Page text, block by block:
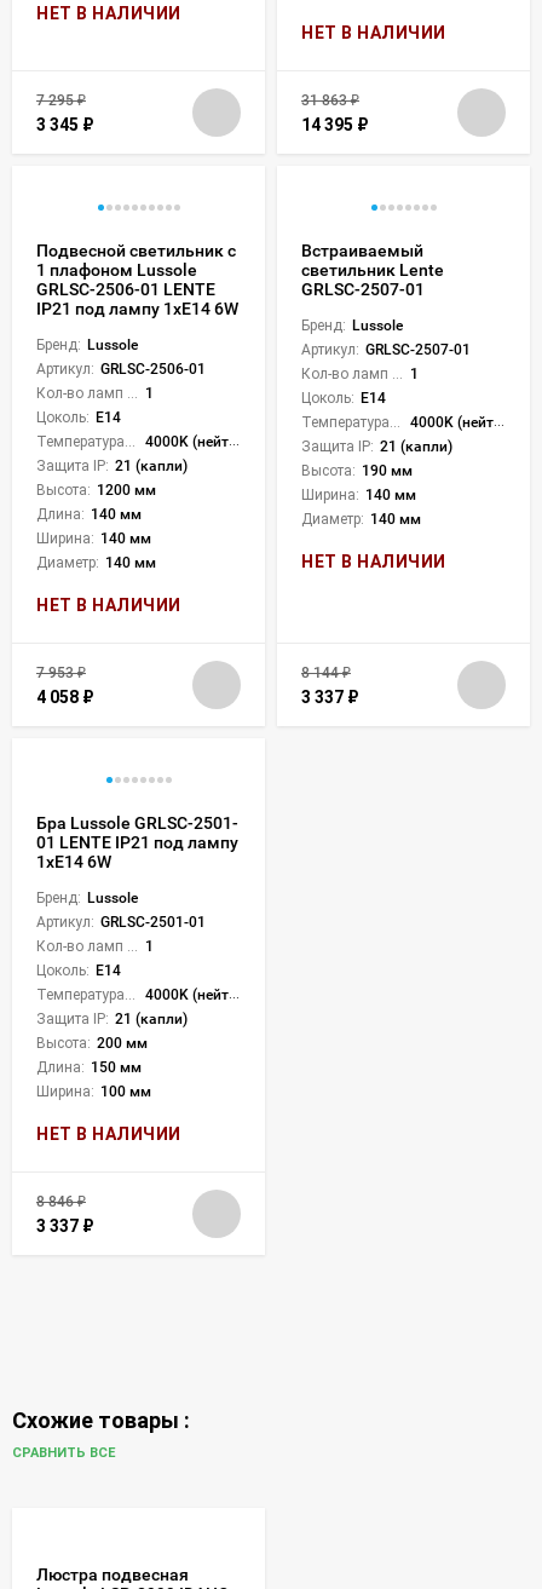
НЕТ В НАЛИЧИИ
7 295₽
3 345 ₽
НЕТ В НАЛИЧИИ
31 863₽
14 395 ₽
Подвесной светильник с
1 плафоном Lussole
GRLSC-2506-01 LENTE
IP21 под лампу 1xE14 6W
Бренд: Lussole
Артикул: GRLSC-2506-01
1
Цоколь: E14
4000K (нейтральный)
Защита IP: 21 (капли)
Высота: 1200 мм
Длина: 140 мм
Ширина: 140 мм
Диаметр: 140 мм
НЕТ В НАЛИЧИИ
7 953₽
4 058 ₽
Встраиваемый
светильник Lente
GRLSC-2507-01
Бренд: Lussole
Артикул: GRLSC-2507-01
1
Цоколь: E14
4000K (нейтральный)
Защита IP: 21 (капли)
Высота: 190 мм
Ширина: 140 мм
Диаметр: 140 мм
НЕТ В НАЛИЧИИ
8 144₽
3 337 ₽
Бра Lussole GRLSC-2501-
01 LENTE IP21 под лампу
1xE14 6W
Бренд: Lussole
Артикул: GRLSC-2501-01
1
Цоколь: E14
4000K (нейтральный)
Защита IP: 21 (капли)
Высота: 200 мм
Длина: 150 мм
Ширина: 100 мм
НЕТ В НАЛИЧИИ
8 846₽
3 337 ₽
Схожие товары :
СРАВНИТЬ ВСЕ
Люстра подвесная